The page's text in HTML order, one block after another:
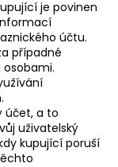
je povinen
účtu.
případné
účet, a to
uživatelský
kupující poruší